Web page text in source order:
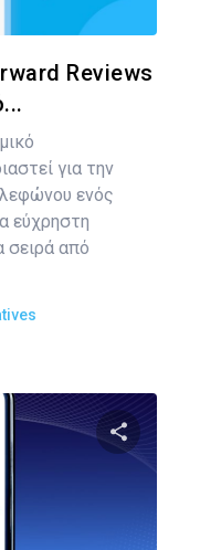
Reviews
για την
ενός
εύχρηστη
σειρά από